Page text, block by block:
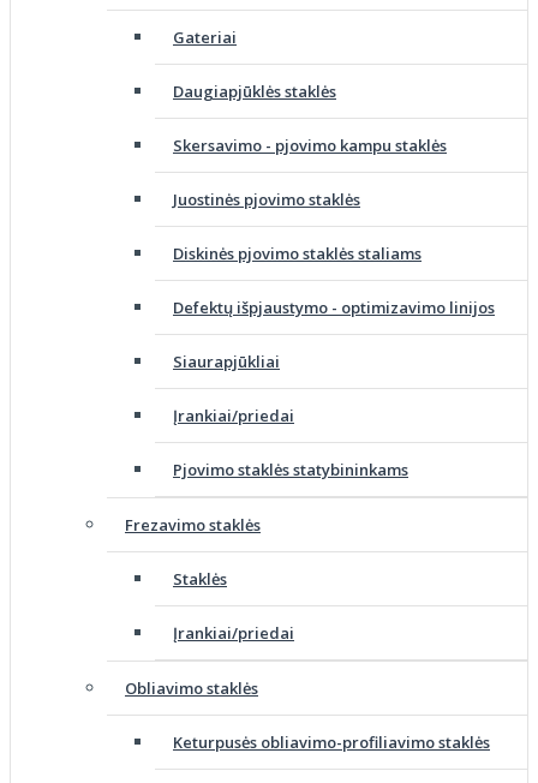
Gateriai
Daugiapjūklės staklės
Skersavimo - pjovimo kampu staklės
Juostinės pjovimo staklės
Diskinės pjovimo staklės staliams
Defektų išpjaustymo - optimizavimo linijos
Siaurapjūkliai
Įrankiai/priedai
Pjovimo staklės statybininkams
Frezavimo staklės
Staklės
Įrankiai/priedai
Obliavimo staklės
Keturpusės obliavimo-profiliavimo staklės